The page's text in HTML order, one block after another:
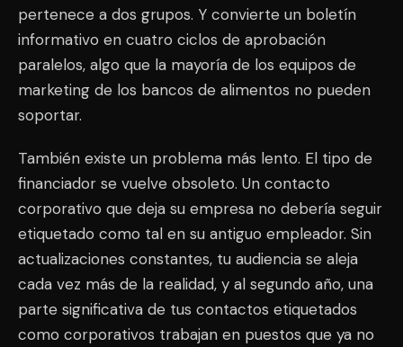
pertenece a dos grupos. Y convierte un boletín
informativo en cuatro ciclos de aprobación
paralelos, algo que la mayoría de los equipos de
marketing de los bancos de alimentos no pueden
soportar.
También existe un problema más lento. El tipo de
financiador se vuelve obsoleto. Un contacto
corporativo que deja su empresa no debería seguir
etiquetado como tal en su antiguo empleador. Sin
actualizaciones constantes, tu audiencia se aleja
cada vez más de la realidad, y al segundo año, una
parte significativa de tus contactos etiquetados
como corporativos trabajan en puestos que ya no